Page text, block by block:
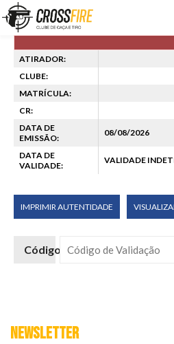
ATIRADOR:
CLUBE:
MATRÍCULA:
CR:
DATA DE
EMISSÃO:
08/08/2026
DATA DE
VALIDADE:
VALIDADE
Código:
NEWSLETTER